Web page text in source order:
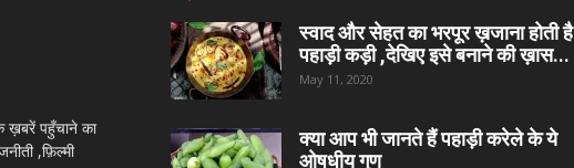
पहुँचाने का
,फ़िल्मी
स्वाद और सेहत का भरपूर ख़जाना होती है
पहाड़ी कड़ी ,देखिए इसे बनाने की ख़ास...
May 11, 2020
क्या आप भी जानते हैं पहाड़ी करेले के ये
ओषधीय गुण